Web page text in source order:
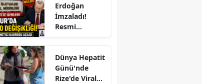
Erdoğan
İmzaladı!
Resmi
ÇAYKUR'a 4
Yeni Kadro,
KİT'lerde
Dünya Hepatit
Günü'nde
Rize'de Viral